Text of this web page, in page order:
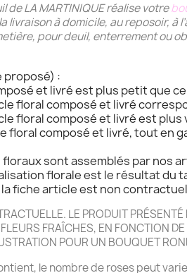
de LA MARTINIQUE réalise votre
livraison à domicile, au reposoir, à
pour deuil, enterrement ou
proposé) :
et livré est plus petit que
floral composé et livré
floral composé et livré est
floral composé et livré, tout en
sont assemblés par nos
florale est le résultat du
fiche article est non
LE PRODUIT
FRAÎCHES, EN FONCTION
POUR UN BOUQUET
le nombre de roses peut